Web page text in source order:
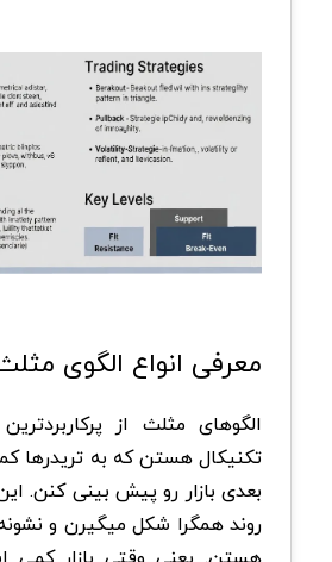
‏معرفی انواع الگوی
الگوهای مثلث از
تکنیکال هستن که به تریدرها
بعدی بازار رو پیش بینی کنن.
روند همگرا شکل میگیرن و